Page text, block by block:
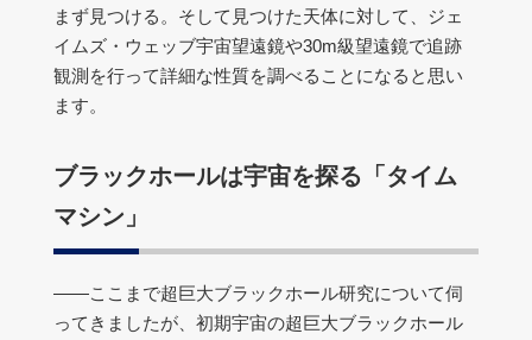
まず見つける。そして見つけた天体に対して、ジェ
イムズ・ウェッブ宇宙望遠鏡や30m級望遠鏡で追跡
観測を行って詳細な性質を調べることになると思い
ます。
ブラックホールは宇宙を探る「タイム
マシン」
――ここまで超巨大ブラックホール研究について伺
ってきましたが、初期宇宙の超巨大ブラックホール